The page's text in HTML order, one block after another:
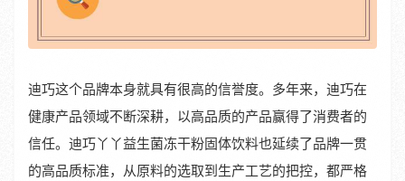
迪巧这个品牌本身就具有很高的信誉度。多年来，迪巧在
健康产品领域不断深耕，以高品质的产品赢得了消费者的
信任。迪巧丫丫益生菌冻干粉固体饮料也延续了品牌一贯
的高品质标准，从原料的选取到生产工艺的把控，都严格